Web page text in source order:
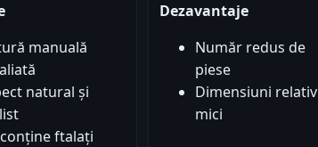
manuală
natural și
ftalați
Dezavantaje
Număr redus de
piese
Dimensiuni relativ
mici